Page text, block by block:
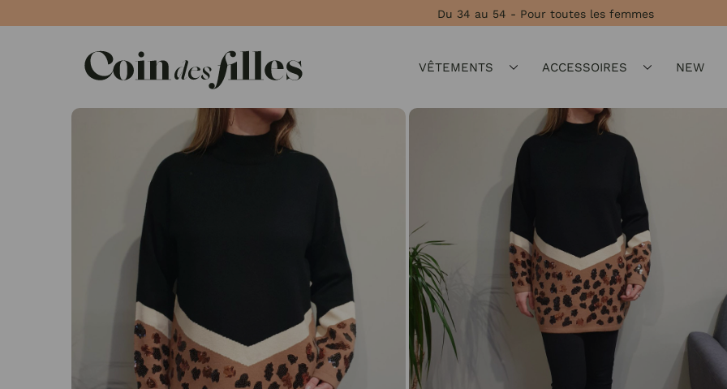
Du 34 au 54 - Pour toutes les femmes
VÊTEMENTS ACCESSOIRES NEW